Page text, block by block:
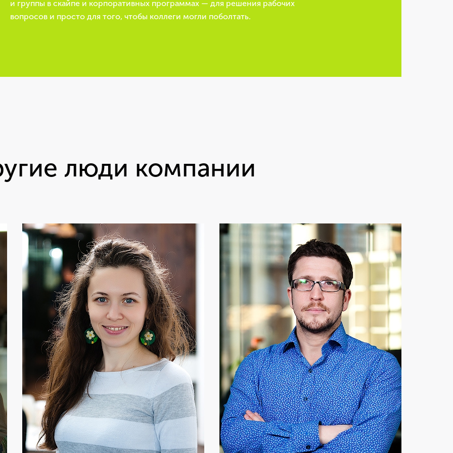
и группы в скайпе и корпоративных программах — для решения рабочих
вопросов и просто для того, чтобы коллеги могли поболтать.
люди компании